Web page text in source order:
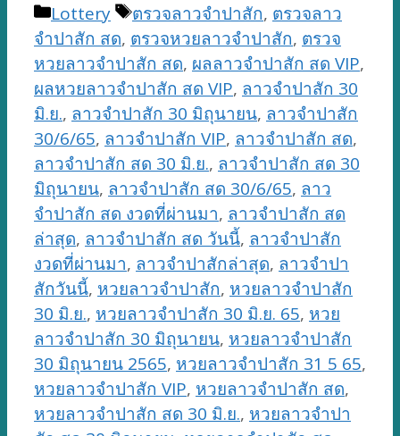
Categories
Lottery Tags
ตรวจลาวจำปาสัก, ตรวจลาว
จำปาสัก สด, ตรวจหวยลาวจำปาสัก, ตรวจ
หวยลาวจำปาสัก สด, ผลลาวจำปาสัก สด VIP,
ผลหวยลาวจำปาสัก สด VIP, ลาวจำปาสัก 30
มิ.ย., ลาวจำปาสัก 30 มิถุนายน, ลาวจำปาสัก
30/6/65, ลาวจำปาสัก VIP, ลาวจำปาสัก สด,
ลาวจำปาสัก สด 30 มิ.ย., ลาวจำปาสัก สด 30
มิถุนายน, ลาวจำปาสัก สด 30/6/65, ลาว
จำปาสัก สด งวดที่ผ่านมา, ลาวจำปาสัก สด
ล่าสุด, ลาวจำปาสัก สด วันนี้, ลาวจำปาสัก
งวดที่ผ่านมา, ลาวจำปาสักล่าสุด, ลาวจำปา
สักวันนี้, หวยลาวจำปาสัก, หวยลาวจำปาสัก
30 มิ.ย., หวยลาวจำปาสัก 30 มิ.ย. 65, หวย
ลาวจำปาสัก 30 มิถุนายน, หวยลาวจำปาสัก
30 มิถุนายน 2565, หวยลาวจำปาสัก 31 5 65,
หวยลาวจำปาสัก VIP, หวยลาวจำปาสัก สด,
หวยลาวจำปาสัก สด 30 มิ.ย., หวยลาวจำปา